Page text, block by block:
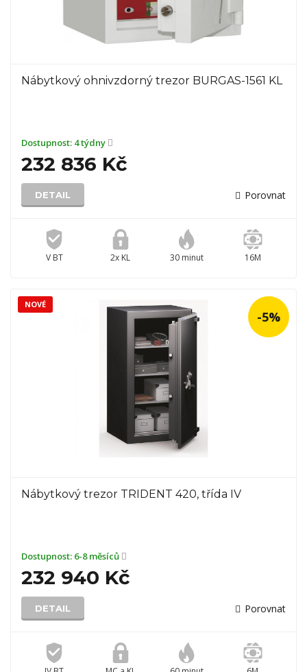
Nábytkový ohnivzdorný trezor BURGAS-1561 KL
Dostupnost: 4 týdny
232 836 Kč
DETAIL Porovnat
V BT 2x KL 30 minut 16M
Nábytkový trezor TRIDENT 420, třída IV
Dostupnost: 6-8 měsíců
232 940 Kč
DETAIL Porovnat
NOVÉ
-5%